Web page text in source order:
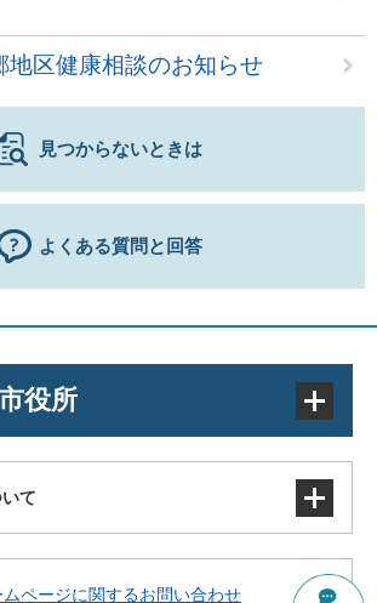
区健康相談のお知らせ
見つからないときは
よくある質問と回答
役所
て
ムページに関するお問い合わせ